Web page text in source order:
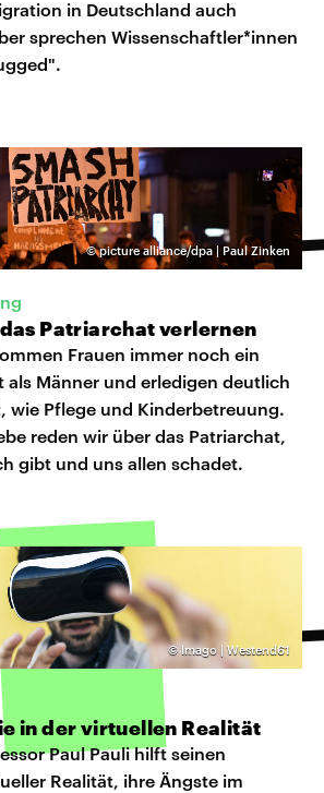
in Deutschland auch
sprechen Wissenschaftler*innen
©picture alliance/dpa | Paul Zinken
Patriarchat verlernen
Frauen immer noch ein
als Männer und erledigen deutlich
wie Pflege und Kinderbetreuung.
reden wir über das Patriarchat,
gibt und uns allen schadet.
© Imago | Westend61
in der virtuellen Realität
Paul Pauli hilft seinen
Realität, ihre Ängste im